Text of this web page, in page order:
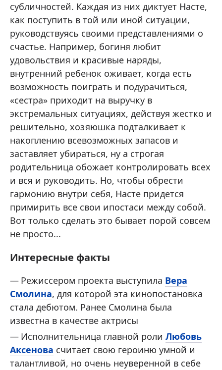
субличностей. Каждая из них диктует Насте,
как поступить в той или иной ситуации,
руководствуясь своими представлениями о
счастье. Например, богиня любит
удовольствия и красивые наряды,
внутренний ребенок оживает, когда есть
возможность поиграть и подурачиться,
«сестра» приходит на выручку в
экстремальных ситуациях, действуя жестко и
решительно, хозяюшка подталкивает к
накоплению всевозможных запасов и
заставляет убираться, ну а строгая
родительница обожает контролировать всех
и вся и руководить. Но, чтобы обрести
гармонию внутри себя, Насте придется
примирить все свои ипостаси между собой.
Вот только сделать это бывает порой совсем
не просто...
Интересные факты
Режиссером проекта выступила Вера
Смолина, для которой эта кинопостановка
стала дебютом. Ранее Смолина была
известна в качестве актрисы
Исполнительница главной роли Любовь
Аксенова считает свою героиню умной и
талантливой, но очень неуверенной в себе